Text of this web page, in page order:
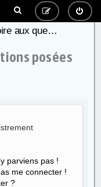
Foire aux questions (Questions posées fréquemment)
posées
parviens pas !
me connecter !
?